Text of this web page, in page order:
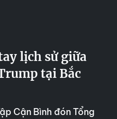
lịch sử giữa
tại Bắc
Cận Bình đón Tổng